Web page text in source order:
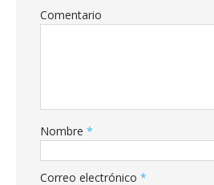
Comentario
Nombre *
Correo electrónico *